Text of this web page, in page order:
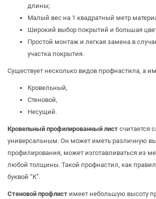
длины;
Малый вес на 1 квадратный метр
Широкий выбор покрытий и большая
Простой монтаж и легкая замена в
участка покрытия.
Существует несколько видов профнастила, а
Кровельный,
Стеновой,
Несущий.
Кровельный профилированный лист считается
универсальным. Он может иметь различную
профилирования, может изготавливаться из
любой толщины. Такой профнастил, как
буквой “К”.
Стеновой профлист имеет небольшую высоту